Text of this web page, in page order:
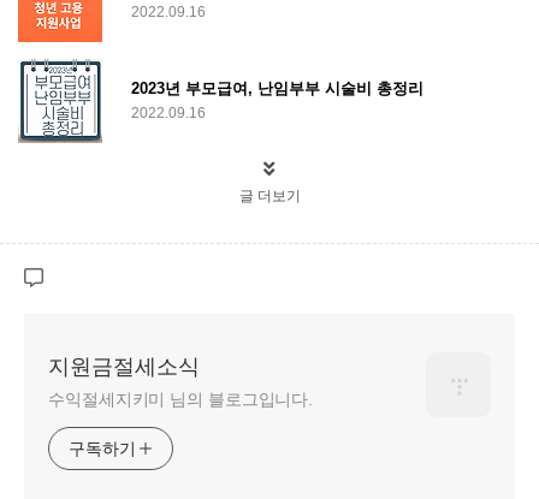
2022.09.16
2023년 부모급여, 난임부부 시술비 총정리
2022.09.16
글 더보기
지원금절세소식
수익절세지키미 님의 블로그입니다.
구독하기